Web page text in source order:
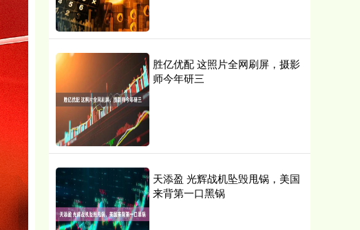
胜亿优配 这照片全网刷屏，摄影
师今年研三
天添盈 光辉战机坠毁甩锅，美国
来背第一口黑锅